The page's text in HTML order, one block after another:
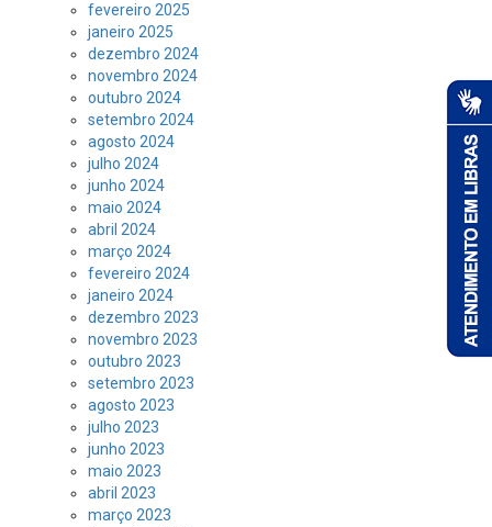
fevereiro 2025
janeiro 2025
dezembro 2024
novembro 2024
outubro 2024
setembro 2024
agosto 2024
julho 2024
junho 2024
maio 2024
abril 2024
março 2024
fevereiro 2024
janeiro 2024
dezembro 2023
novembro 2023
outubro 2023
setembro 2023
agosto 2023
julho 2023
junho 2023
maio 2023
abril 2023
março 2023